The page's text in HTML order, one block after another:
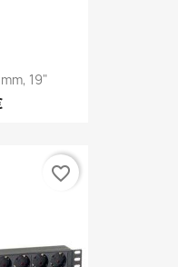
19"
favorite_border